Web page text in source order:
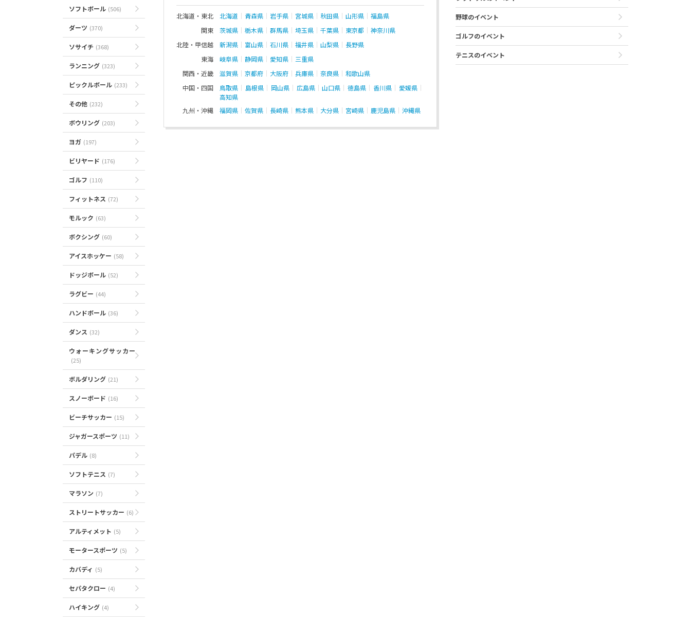
ソフトボール (506)
ダーツ (370)
ソサイチ (368)
ランニング (323)
ピックルボール (233)
その他 (232)
ボウリング (203)
ヨガ (197)
ビリヤード (176)
ゴルフ (110)
フィットネス (72)
モルック (63)
ボクシング (60)
アイスホッケー (58)
ドッジボール (52)
ラグビー (44)
ハンドボール (36)
ダンス (32)
ウォーキングサッカー
(25)
ボルダリング (21)
スノーボード (16)
ビーチサッカー (15)
ジャガースポーツ (11)
パデル (8)
ソフトテニス (7)
マラソン (7)
ストリートサッカー (6)
アルティメット (5)
モータースポーツ (5)
カバディ (5)
セパタクロー (4)
ハイキング (4)
北海道・東北 北海道 青森県 岩手県 宮城県 秋田県 山形県
福島県
関東
茨城県 栃木県 群馬県 埼玉県 千葉県 東京都
神奈川県
北陸・甲信越
新潟県 富山県 石川県 福井県 山梨県
長野県
東海
岐阜県 静岡県 愛知県
三重県
関西・近畿
滋賀県 京都府 大阪府 兵庫県 奈良県
和歌山県
中国・四国
鳥取県 島根県 岡山県 広島県 山口県 徳島県 香川県
愛媛県
高知県
九州・沖縄
福岡県 佐賀県 長崎県 熊本県 大分県 宮崎県 鹿児島県 沖縄県
野球のイベント
ゴルフのイベント
テニスのイベント